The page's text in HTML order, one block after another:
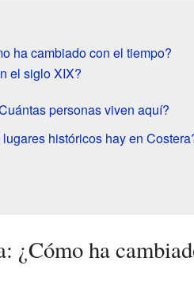
ha cambiado con el tiempo?
el siglo XIX?
personas viven aquí?
históricos hay en
¿Cómo ha